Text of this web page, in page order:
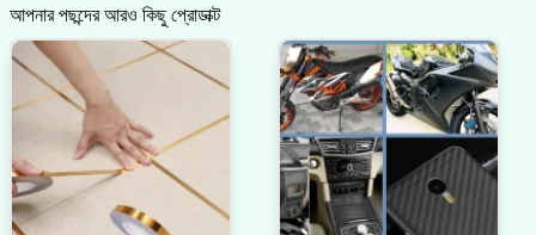
আপনার পছন্দের আরও কিছু প্রোডাক্ট